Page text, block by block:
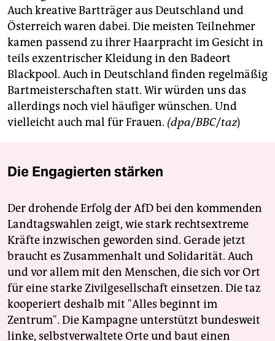
fragen & hilfe
unterstützen
abo
genossenschaft
epaper login
Auch kreative Bartträger aus Deutschland und
Österreich waren dabei. Die meisten Teilnehmer
kamen passend zu ihrer Haarpracht im Gesicht in
teils exzentrischer Kleidung in den Badeort
Blackpool. Auch in Deutschland finden regelmäßig
Bartmeisterschaften statt. Wir würden uns das
allerdings noch viel häufiger wünschen. Und
vielleicht auch mal für Frauen. (dpa/BBC/taz)
Die Engagierten stärken
Der drohende Erfolg der AfD bei den kommenden
Landtagswahlen zeigt, wie stark rechtsextreme
Kräfte inzwischen geworden sind. Gerade jetzt
braucht es Zusammenhalt und Solidarität. Auch
und vor allem mit den Menschen, die sich vor Ort
für eine starke Zivilgesellschaft einsetzen. Die taz
kooperiert deshalb mit "Alles beginnt im
Zentrum". Die Kampagne unterstützt bundesweit
linke, selbstverwaltete Orte und baut einen